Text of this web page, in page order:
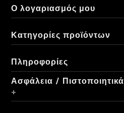
Ο λογαριασμός μου
Κατηγορίες προϊόντων
Πληροφορίες
Ασφάλεια / Πιστοποιητικά
+